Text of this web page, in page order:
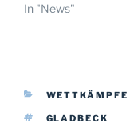
In "News"
KATEGORIEN
WETTKÄMPFE
SCHLAGWÖRTER
GLADBECK